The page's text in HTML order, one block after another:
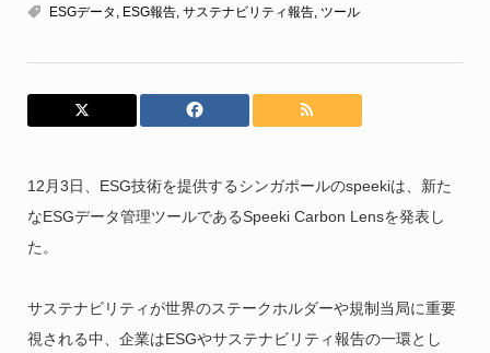
ESGデータ , ESG報告, サステナビリティ報告, ツール
12月3日、ESG技術を提供するシンガポールのspeekiは、新た
なESGデータ管理ツールであるSpeeki Carbon Lensを発表し
た。
サステナビリティが世界のステークホルダーや規制当局に重要
視される中、企業はESGやサステナビリティ報告の一環とし